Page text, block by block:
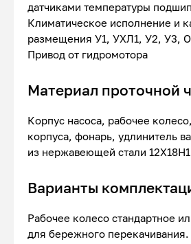
датчиками температуры
Климатическое исполнение и
размещения У1, УХЛ1, У2, У3,
Привод от гидромотора
Материал проточной
Корпус насоса, рабочее
корпуса, фонарь, удлинитель
из нержавеющей стали
Варианты
Рабочее колесо стандартное
для бережного перекачивания.